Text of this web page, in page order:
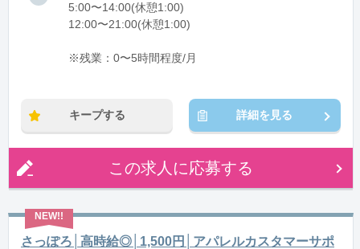
5:00〜14:00(休憩1:00)
12:00〜21:00(休憩1:00)
※残業：0〜5時間程度/月
キープする 詳細を見る
この求人に応募する
さっぽろ│高時給◎│1,500円│アパレルカスタマーサポ